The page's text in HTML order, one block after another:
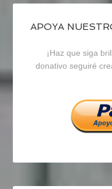
de
en
APOYA
¡Haz que siga
donativo seguiré